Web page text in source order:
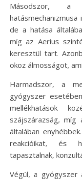
Másodszor, a
de a hatása
míg az Aerius
keresztül tart.
okoz álmosságot,
Harmadszor, a
gyógyszer
mellékhatások
szájszárazság,
általában
reakcióikat, és
tapasztalnak,
Végül, a